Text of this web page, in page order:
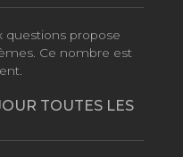
questions propose
Ce nombre est
TOUTES LES